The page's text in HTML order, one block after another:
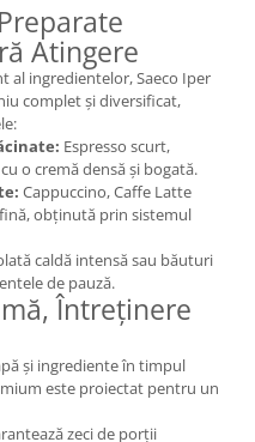
Atingere
al ingredientelor, Saeco Iper
complet și diversificat,
Espresso scurt,
o cremă densă și bogată.
Cappuccino, Caffe Latte
obținută prin sistemul
caldă intensă sau băuturi
de pauză.
Întreținere
și ingrediente în timpul
este proiectat pentru un
zeci de porții